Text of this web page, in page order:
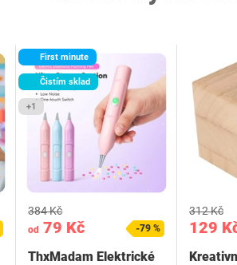
First minute
Čistím sklad
+1
od 79 Kč
384 Kč
-79 %
ThxMadam Elektrické
129
312 Kč